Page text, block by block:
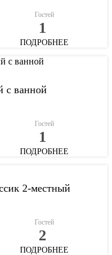
Гостей
1
ПОДРОБНЕЕ
с ванной
Гостей
1
ПОДРОБНЕЕ
2-местный
Гостей
2
ПОДРОБНЕЕ